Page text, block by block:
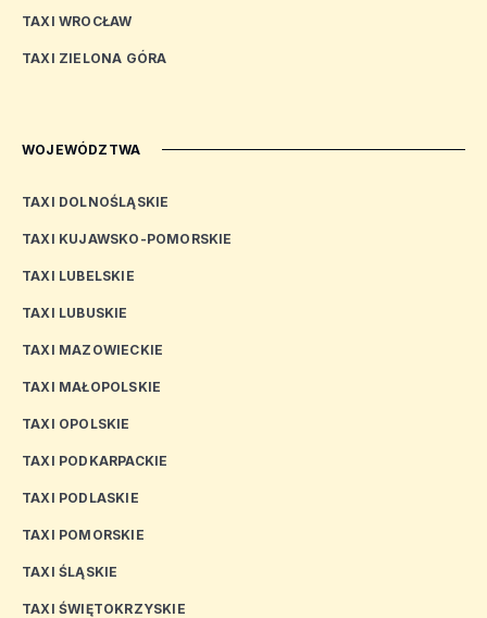
TAXI WROCŁAW
TAXI ZIELONA GÓRA
WOJEWÓDZTWA
TAXI DOLNOŚLĄSKIE
TAXI KUJAWSKO-POMORSKIE
TAXI LUBELSKIE
TAXI LUBUSKIE
TAXI MAZOWIECKIE
TAXI MAŁOPOLSKIE
TAXI OPOLSKIE
TAXI PODKARPACKIE
TAXI PODLASKIE
TAXI POMORSKIE
TAXI ŚLĄSKIE
TAXI ŚWIĘTOKRZYSKIE